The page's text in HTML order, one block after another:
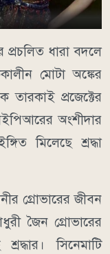
প্রচলিত ধারা বদলে
মোটা অঙ্কের
প্রজেক্টের
অংশীদার
মিলেছে শ্রদ্ধা
গ্রোভারের জীবন
জৈন গ্রোভারের
সিনেমাটি